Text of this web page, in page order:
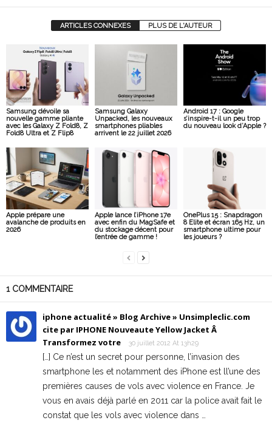
ARTICLES CONNEXES PLUS DE L'AUTEUR
Samsung dévoile sa
nouvelle gamme pliante
avec les Galaxy Z Fold8, Z
Fold8 Ultra et Z Flip8
Samsung Galaxy
Unpacked, les nouveaux
smartphones pliables
arrivent le 22 juillet 2026
Android 17 : Google
s’inspire-t-il un peu trop
du nouveau look d’Apple ?
Apple prépare une
avalanche de produits en
2026
Apple lance l’iPhone 17e
avec enfin du MagSafe et
du stockage décent pour
l’entrée de gamme !
OnePlus 15 : Snapdragon
8 Elite et écran 165 Hz, un
smartphone ultime pour
les joueurs ?
1 COMMENTAIRE
iphone actualité » Blog Archive » Unsimpleclic.com
cite par IPHONE Nouveaute Yellow Jacket Â
Transformez votre
30 juillet 2012 At 13h29
[…] Ce n’est un secret pour personne, l’invasion des
smartphone les et notamment des iPhone est ll’une des
premières causes de vols avec violence en France. Je
vous en avais déjà parlé en 2011 car la police avait fait le
constat que les vols avec violence dans …